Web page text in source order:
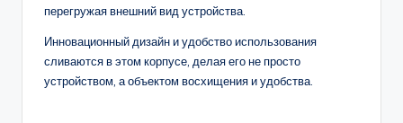
перегружая внешний вид устройства.
Инновационный дизайн и удобство использования
сливаются в этом корпусе, делая его не просто
устройством, а объектом восхищения и удобства.